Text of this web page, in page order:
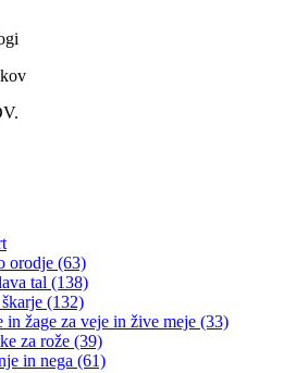
orodje (63)
tal (138)
(132)
in žage za veje in žive meje (33)
za rože (39)
in nega (61)